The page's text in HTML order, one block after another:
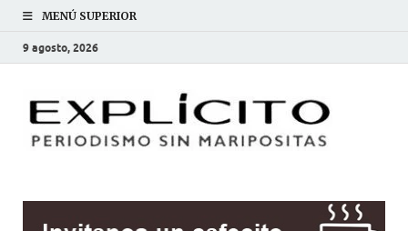
MENÚ SUPERIOR
9 agosto, 2026